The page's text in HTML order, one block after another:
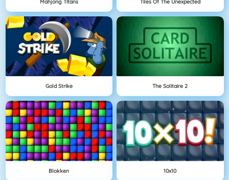
Gold Strike The Solitaire 2
Blokken 10x10